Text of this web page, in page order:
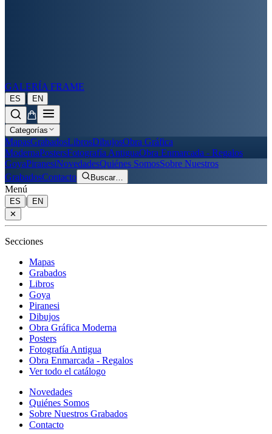
GALERÍA FRAME
ES | EN
Categorías
MapasGrabadosLibrosDibujosObra Gráfica
ModernaPostersFotografía AntiguaObra Enmarcada - Regalos
GoyaPiranesiNovedadesQuiénes SomosSobre Nuestros
GrabadosContacto Buscar…
Menú
ES |
EN
✕
Secciones
Mapas
Grabados
Libros
Goya
Piranesi
Dibujos
Obra Gráfica Moderna
Posters
Fotografía Antigua
Obra Enmarcada - Regalos
Ver todo el catálogo
Novedades
Quiénes Somos
Sobre Nuestros Grabados
Contacto